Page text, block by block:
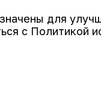
для
с Политикой